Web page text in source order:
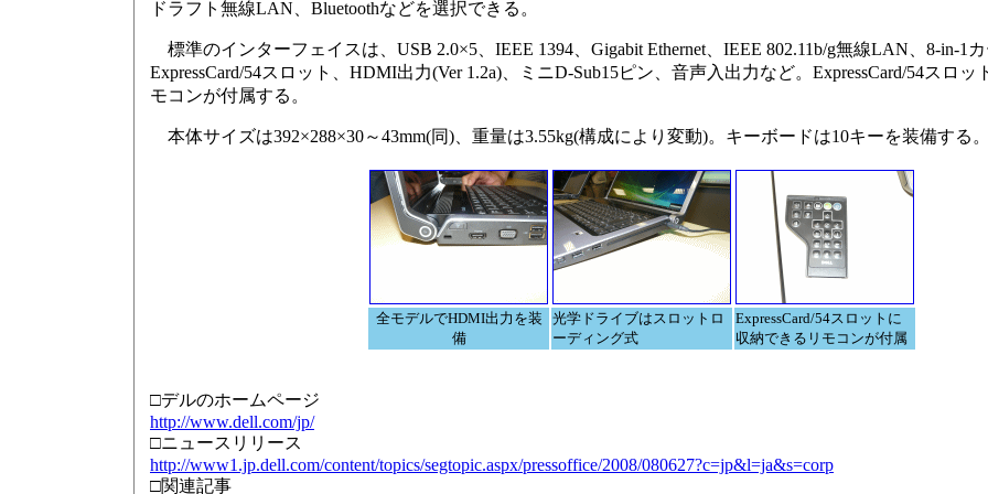
ドラフト無線LAN、Bluetoothなどを選択できる。
標準のインターフェイスは、USB 2.0×5、IEEE 1394、Gigabit Ethernet、IEEE 802.11b/g無線LAN、8-in-1カ
ExpressCard/54スロット、HDMI出力(Ver 1.2a)、ミニD-Sub15ピン、音声入出力など。ExpressCard/54スロッ
モコンが付属する。
本体サイズは392×288×30～43mm(同)、重量は3.55kg(構成により変動)。キーボードは10キーを装備する。
全モデルでHDMI出力を装
備
光学ドライブはスロットロ
ーディング式
ExpressCard/54スロットに
収納できるリモコンが付属
□デルのホームページ
http://www.dell.com/jp/
□ニュースリリース
http://www1.jp.dell.com/content/topics/segtopic.aspx/pressoffice/2008/080627?c=jp&l=ja&s=corp
□関連記事